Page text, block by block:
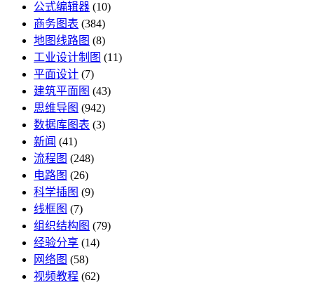
公式编辑器 (10)
商务图表 (384)
地图线路图 (8)
工业设计制图 (11)
平面设计 (7)
建筑平面图 (43)
思维导图 (942)
数据库图表 (3)
新闻 (41)
流程图 (248)
电路图 (26)
科学插图 (9)
线框图 (7)
组织结构图 (79)
经验分享 (14)
网络图 (58)
视频教程 (62)